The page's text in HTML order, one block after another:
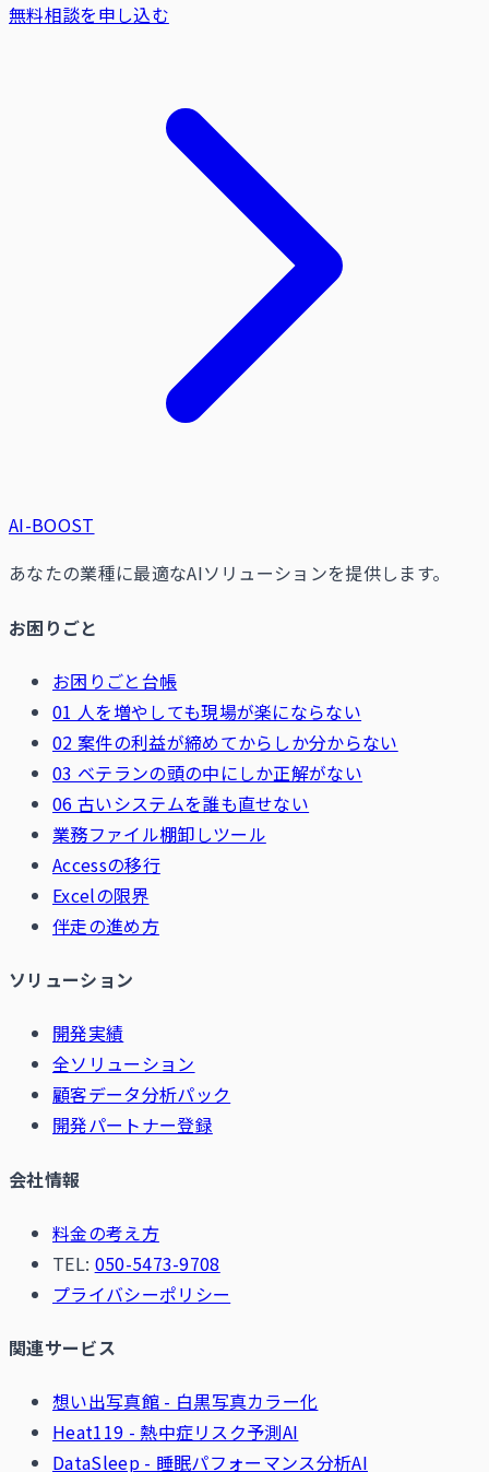
無料相談を申し込む
AI-BOOST
あなたの業種に最適なAIソリューションを提供します。
お困りごと
お困りごと台帳
01 人を増やしても現場が楽にならない
02 案件の利益が締めてからしか分からない
03 ベテランの頭の中にしか正解がない
06 古いシステムを誰も直せない
業務ファイル棚卸しツール
Accessの移行
Excelの限界
伴走の進め方
ソリューション
開発実績
全ソリューション
顧客データ分析パック
開発パートナー登録
会社情報
料金の考え方
TEL: 050-5473-9708
プライバシーポリシー
関連サービス
想い出写真館 - 白黒写真カラー化
Heat119 - 熱中症リスク予測AI
DataSleep - 睡眠パフォーマンス分析AI